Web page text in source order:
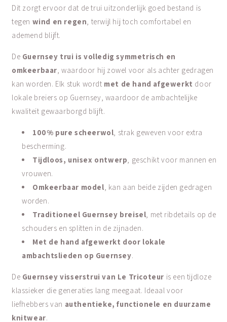
Dit zorgt ervoor dat de trui uitzonderlijk goed bestand is
tegen wind en regen, terwijl hij toch comfortabel en
ademend blijft.
De Guernsey trui is volledig symmetrisch en
omkeerbaar, waardoor hij zowel voor als achter gedragen
kan worden. Elk stuk wordt met de hand afgewerkt door
lokale breiers op Guernsey, waardoor de ambachtelijke
kwaliteit gewaarborgd blijft.
100% pure scheerwol, strak geweven voor extra
bescherming.
Tijdloos, unisex ontwerp, geschikt voor mannen en
vrouwen.
Omkeerbaar model, kan aan beide zijden gedragen
worden.
Traditioneel Guernsey breisel, met ribdetails op de
schouders en splitten in de zijnaden.
Met de hand afgewerkt door lokale
ambachtslieden op Guernsey.
De Guernsey visserstrui van Le Tricoteur is een tijdloze
klassieker die generaties lang meegaat. Ideaal voor
liefhebbers van authentieke, functionele en duurzame
knitwear.